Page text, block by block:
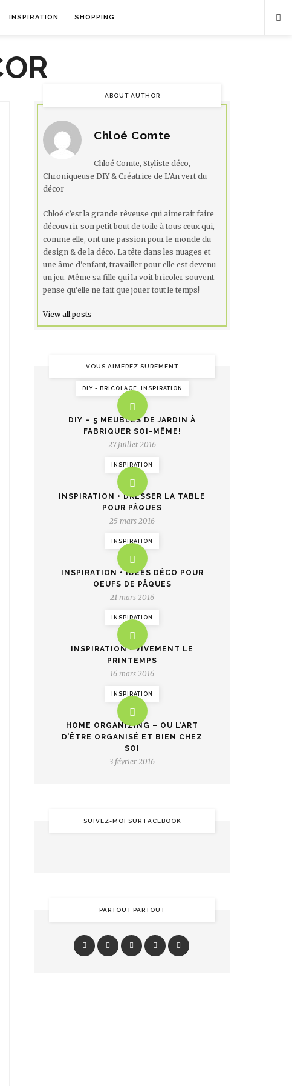
INSPIRATION SHOPPING
ABOUT AUTHOR
Chloé Comte
Chloé Comte, Styliste déco,
Chroniqueuse DIY & Créatrice de L’An vert du
décor
Chloé c’est la grande rêveuse qui aimerait faire
découvrir son petit bout de toile à tous ceux qui,
comme elle, ont une passion pour le monde du
design & de la déco. La tête dans les nuages et
une âme d'enfant, travailler pour elle est devenu
un jeu. Même sa fille qui la voit bricoler souvent
pense qu'elle ne fait que jouer tout le temps!
View all posts
VOUS AIMEREZ SUREMENT
DIY - BRICOLAGE, INSPIRATION
DIY – 5 MEUBLES DE JARDIN À
FABRIQUER SOI-MÊME!
27 juillet 2016
INSPIRATION
INSPIRATION • DRESSER LA TABLE
POUR PÂQUES
25 mars 2016
INSPIRATION
INSPIRATION • IDÉES DÉCO POUR
OEUFS DE PÂQUES
21 mars 2016
INSPIRATION
INSPIRATION • VIVEMENT LE
PRINTEMPS
16 mars 2016
INSPIRATION
HOME ORGANIZING – OU L’ART
D’ÊTRE ORGANISÉ ET BIEN CHEZ
SOI
3 février 2016
SUIVEZ-MOI SUR FACEBOOK
PARTOUT PARTOUT